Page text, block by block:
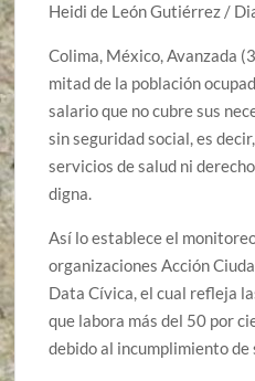
Heidi de León Gutiérrez /
Colima, México, Avanzada
mitad de la población
salario que no cubre sus
sin seguridad social, es
servicios de salud ni
digna.
Así lo establece el
organizaciones Acción
Data Cívica, el cual refleja
que labora más del 50 por
debido al incumplimiento de